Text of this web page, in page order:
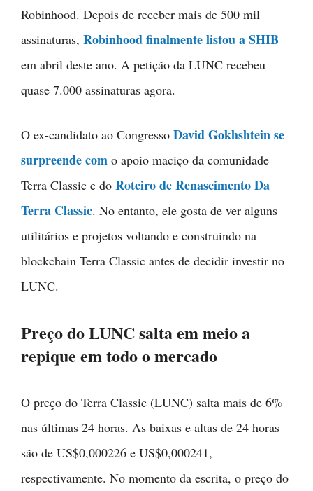
Robinhood. Depois de receber mais de 500 mil
assinaturas, Robinhood finalmente listou a SHIB
em abril deste ano. A petição da LUNC recebeu
quase 7.000 assinaturas agora.
O ex-candidato ao Congresso David Gokhshtein se
surpreende com o apoio maciço da comunidade
Terra Classic e do Roteiro de Renascimento Da
Terra Classic. No entanto, ele gosta de ver alguns
utilitários e projetos voltando e construindo na
blockchain Terra Classic antes de decidir investir no
LUNC.
Preço do LUNC salta em meio a
repique em todo o mercado
O preço do Terra Classic (LUNC) salta mais de 6%
nas últimas 24 horas. As baixas e altas de 24 horas
são de US$0,000226 e US$0,000241,
respectivamente. No momento da escrita, o preço do